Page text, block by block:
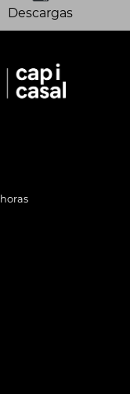
Descargas